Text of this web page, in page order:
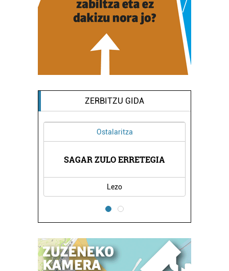
ZERBITZU GIDA
Ostalaritza
SAGAR ZULO ERRETEGIA
Lezo